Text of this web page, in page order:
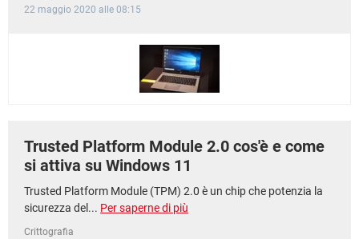
22 maggio 2020 alle 08:15
Trusted Platform Module 2.0 cos'è e come
si attiva su Windows 11
Trusted Platform Module (TPM) 2.0 è un chip che potenzia la
sicurezza del... Per saperne di più
Crittografia